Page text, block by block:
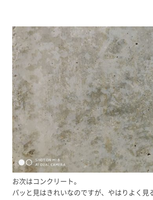
お次はコンクリート。
パッと見はきれいなのですが、やはりよく見